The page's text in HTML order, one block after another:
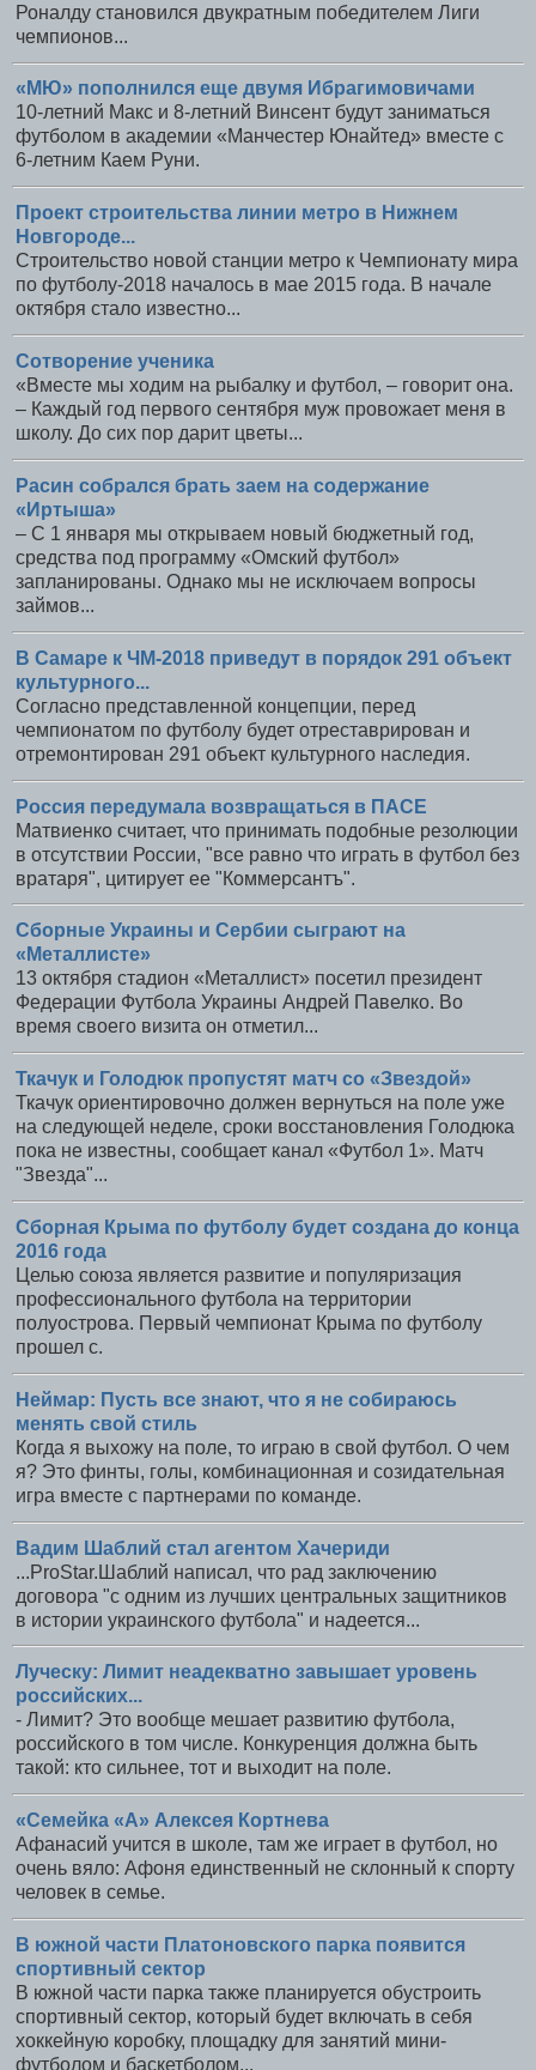
Роналду становился двукратным победителем Лиги
чемпионов...
«МЮ» пополнился еще двумя Ибрагимовичами
10-летний Макс и 8-летний Винсент будут заниматься
футболом в академии «Манчестер Юнайтед» вместе с
6-летним Каем Руни.
Проект строительства линии метро в Нижнем
Новгороде...
Строительство новой станции метро к Чемпионату мира
по футболу-2018 началось в мае 2015 года. В начале
октября стало известно...
Сотворение ученика
«Вместе мы ходим на рыбалку и футбол, – говорит она.
– Каждый год первого сентября муж провожает меня в
школу. До сих пор дарит цветы...
Расин собрался брать заем на содержание
«Иртыша»
– С 1 января мы открываем новый бюджетный год,
средства под программу «Омский футбол»
запланированы. Однако мы не исключаем вопросы
займов...
В Самаре к ЧМ-2018 приведут в порядок 291 объект
культурного...
Согласно представленной концепции, перед
чемпионатом по футболу будет отреставрирован и
отремонтирован 291 объект культурного наследия.
Россия передумала возвращаться в ПАСЕ
Матвиенко считает, что принимать подобные резолюции
в отсутствии России, "все равно что играть в футбол без
вратаря", цитирует ее "Коммерсантъ".
Сборные Украины и Сербии сыграют на
«Металлисте»
13 октября стадион «Металлист» посетил президент
Федерации Футбола Украины Андрей Павелко. Во
время своего визита он отметил...
Ткачук и Голодюк пропустят матч со «Звездой»
Ткачук ориентировочно должен вернуться на поле уже
на следующей неделе, сроки восстановления Голодюка
пока не известны, сообщает канал «Футбол 1». Матч
"Звезда"...
Сборная Крыма по футболу будет создана до конца
2016 года
Целью союза является развитие и популяризация
профессионального футбола на территории
полуострова. Первый чемпионат Крыма по футболу
прошел с.
Неймар: Пусть все знают, что я не собираюсь
менять свой стиль
Когда я выхожу на поле, то играю в свой футбол. О чем
я? Это финты, голы, комбинационная и созидательная
игра вместе с партнерами по команде.
Вадим Шаблий стал агентом Хачериди
...ProStar.Шаблий написал, что рад заключению
договора "с одним из лучших центральных защитников
в истории украинского футбола" и надеется...
Луческу: Лимит неадекватно завышает уровень
российских...
- Лимит? Это вообще мешает развитию футбола,
российского в том числе. Конкуренция должна быть
такой: кто сильнее, тот и выходит на поле.
«Семейка «А» Алексея Кортнева
Афанасий учится в школе, там же играет в футбол, но
очень вяло: Афоня единственный не склонный к спорту
человек в семье.
В южной части Платоновского парка появится
спортивный сектор
В южной части парка также планируется обустроить
спортивный сектор, который будет включать в себя
хоккейную коробку, площадку для занятий мини-
футболом и баскетболом...